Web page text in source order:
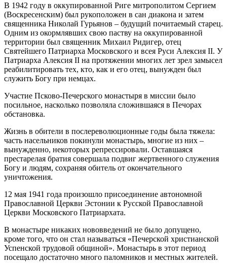
В 1942 году в оккупированной Риге митрополитом Сергием
(Воскресенским) был рукоположен в сан диакона и затем
священника Николай Гурьянов – будущий почитаемый старец.
Одним из окормлявших свою паству на оккупированной
территории был священник Михаил Ридигер, отец
Святейшего Патриарха Московского и всея Руси Алексия II. У
Патриарха Алексия II на протяжении многих лет зрел замысел
реабилитировать тех, кто, как и его отец, вынужден был
служить Богу при немцах.
Участие Псково-Печерского монастыря в миссии было
посильное, насколько позволяла сложившаяся в Печорах
обстановка.
Жизнь в обители в послереволюционные годы была тяжела:
часть насельников покинули монастырь, многие из них –
вынужденно, некоторых репрессировали. Оставшаяся
престарелая братия совершала подвиг жертвенного служения
Богу и людям, сохраняя обитель от окончательного
уничтожения.
12 мая 1941 года произошло присоединение автономной
Православной Церкви Эстонии к Русской Православной
Церкви Московского Патриархата.
В монастыре никаких нововведений не было допущено,
кроме того, что он стал называться «Печерской христианской
Успенской трудовой общиной». Монастырь в этот период
посещало достаточно много паломников и местных жителей.